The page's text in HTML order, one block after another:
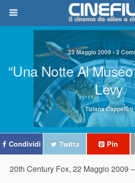
23 Maggio 2009 • 2
“Una Notte Al
Levy
Tiziana Cappellini
Condividi Twitta Pin
20th Century Fox, 22 Maggio 2009 –